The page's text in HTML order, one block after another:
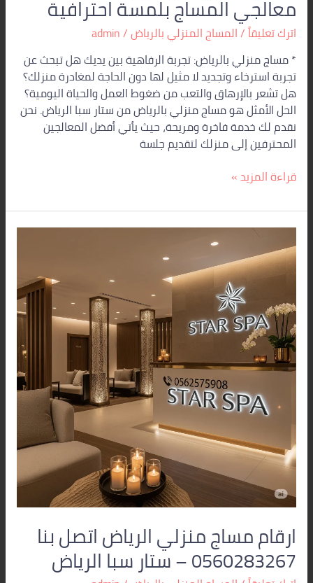
معالجي المساج بلمسة احترافية
اترك تعليقاً/المساج المنزلي بالرياض/
admin
* مساج منزلي بالرياض: تجربة الرفاهية بين يديك هل تبحث عن
تجربة استرخاء وتجديد لا مثيل لها دون الحاجة لمغادرة منزلك؟
هل تشعر بالإرهاق والتعب من ضغوط العمل والحياة اليومية؟
الحل الأمثل هو مساج منزلي بالرياض من ستار سبا الرياض. نحن
نقدم لك خدمة فاخرة ومريحة، حيث يأتي أفضل المعالجين
المحترفين إلى منزلك لتقديم جلسة
قراءة المزيد »
ارقام مساج منزلي الرياض اتصل بنا
0560283267 – ستار سبا الرياض
مساج
منزلي
اتصل
بنا
0560283267
–
ستار
الرياض